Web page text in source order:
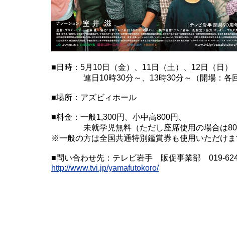
■日時：5月10日（金）、11日（土）、12日（日）
連日10時30分～、13時30分～（開場：各回
■場所：アズビィホール
■料金：一般1,300円、小中高800円、
未就学児無料（ただし座席使用の場合は800
※一般の方は全国共通特別鑑賞券も使用いただけま
■問い合わせ先：テレビ岩手 販促事業部 019-
http://www.tvi.jp/yamafutokoro/